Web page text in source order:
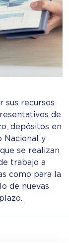
sus recursos
de
depósitos en
Nacional y
se realizan
trabajo a
como para la
de nuevas